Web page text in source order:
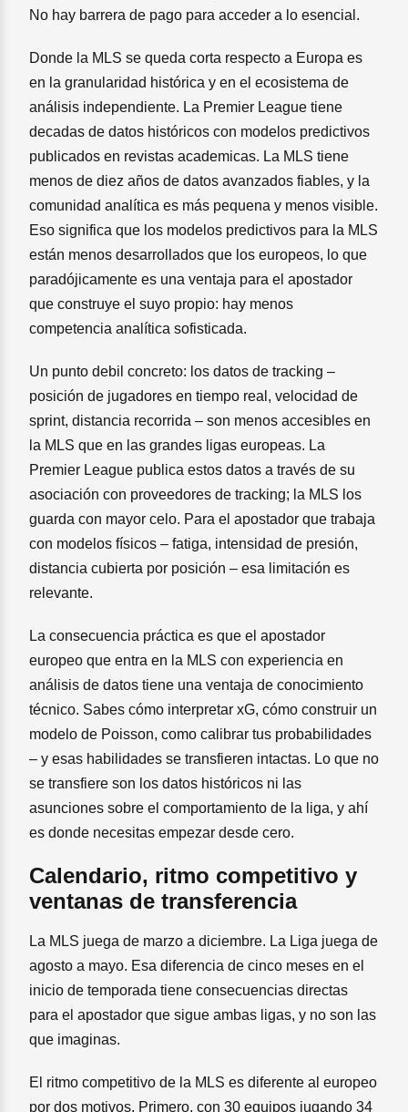
No hay barrera de pago para acceder a lo esencial.
Donde la MLS se queda corta respecto a Europa es
en la granularidad histórica y en el ecosistema de
análisis independiente. La Premier League tiene
decadas de datos históricos con modelos predictivos
publicados en revistas academicas. La MLS tiene
menos de diez años de datos avanzados fiables, y la
comunidad analítica es más pequena y menos visible.
Eso significa que los modelos predictivos para la MLS
están menos desarrollados que los europeos, lo que
paradójicamente es una ventaja para el apostador
que construye el suyo propio: hay menos
competencia analítica sofisticada.
Un punto debil concreto: los datos de tracking –
posición de jugadores en tiempo real, velocidad de
sprint, distancia recorrida – son menos accesibles en
la MLS que en las grandes ligas europeas. La
Premier League publica estos datos a través de su
asociación con proveedores de tracking; la MLS los
guarda con mayor celo. Para el apostador que trabaja
con modelos físicos – fatiga, intensidad de presión,
distancia cubierta por posición – esa limitación es
relevante.
La consecuencia práctica es que el apostador
europeo que entra en la MLS con experiencia en
análisis de datos tiene una ventaja de conocimiento
técnico. Sabes cómo interpretar xG, cómo construir un
modelo de Poisson, como calibrar tus probabilidades
– y esas habilidades se transfieren intactas. Lo que no
se transfiere son los datos históricos ni las
asunciones sobre el comportamiento de la liga, y ahí
es donde necesitas empezar desde cero.
Calendario, ritmo competitivo y
ventanas de transferencia
La MLS juega de marzo a diciembre. La Liga juega de
agosto a mayo. Esa diferencia de cinco meses en el
inicio de temporada tiene consecuencias directas
para el apostador que sigue ambas ligas, y no son las
que imaginas.
El ritmo competitivo de la MLS es diferente al europeo
por dos motivos. Primero, con 30 equipos jugando 34